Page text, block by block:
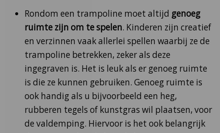
Rondom een trampoline moet altijd genoeg
ruimte zijn om te spelen. Kinderen zijn creatief
en verzinnen vaak allerlei spellen waarbij ze de
trampoline betrekken, zeker als deze
ingegraven is. Het is leuk als er genoeg ruimte
is die ze kunnen gebruiken. Genoeg ruimte is
ook handig als u bijvoorbeeld een heg,
rubberen tegels of kunstgras wil plaatsen, voor
de valdemping. Hiervoor is het ook belangrijk